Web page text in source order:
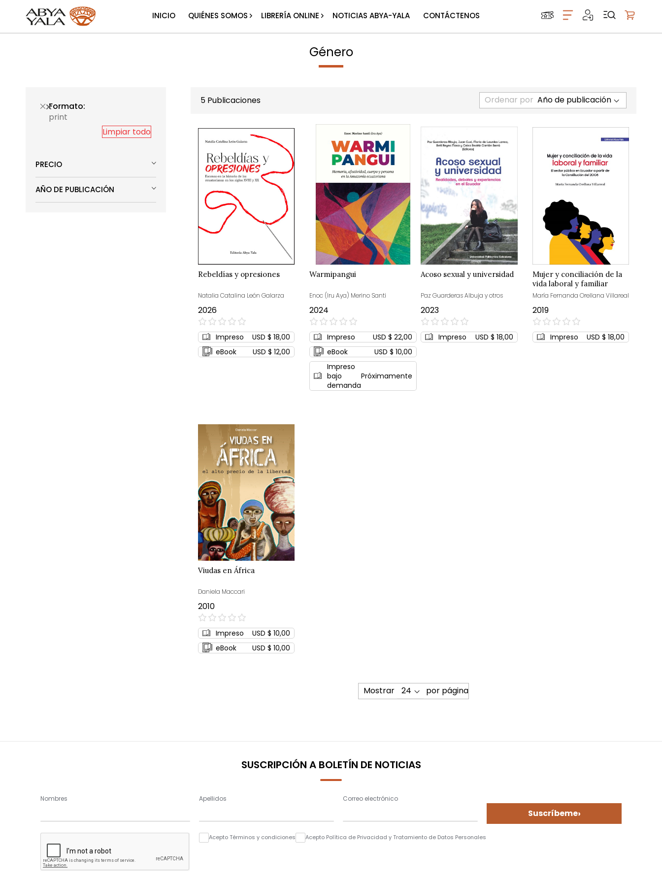
INICIO QUIÉNES SOMOS LIBRERÍA ONLINE NOTICIAS ABYA-YALA CONTÁCTENOS
Género
5Publicaciones Ordenar por
Rebeldías y opresiones
Natalia Catalina León Galarza
2026
0%
Impreso
USD $ 18,00
eBook
USD $ 12,00
Warmipangui
Enoc (Iru Aya) Merino Santi
2024
0%
Impreso
USD $ 22,00
eBook
USD $ 10,00
Impreso
bajo
demanda
Próximamente
Acoso sexual y universidad
Paz Guarderas Albuja y otros
2023
0%
Impreso USD $ 18,00
Mujer y conciliación de la
vida laboral y familiar
María Fernanda Orellana Villareal
2019
0%
Impreso USD $ 18,00
Viudas en África
Daniela Maccari
2010
0%
Impreso
USD $ 10,00
eBook
USD $ 10,00
Mostrar por página
Formato
print
Limpiar todo
PRECIO
AÑO DE PUBLICACIÓN
SUSCRIPCIÓN A BOLETÍN DE NOTICIAS
Nombres Apellidos Correo electrónico
Suscríbeme›
Acepto Términos y condiciones Acepto Política de Privacidad y Tratamiento de Datos Personales